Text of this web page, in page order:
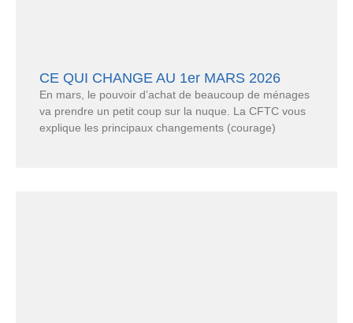
CE QUI CHANGE AU 1er MARS 2026
En mars, le pouvoir d’achat de beaucoup de ménages
va prendre un petit coup sur la nuque. La CFTC vous
explique les principaux changements (courage)